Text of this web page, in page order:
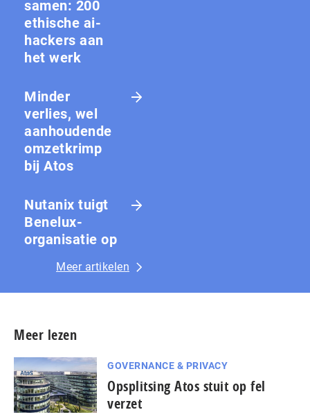
samen: 200
ethische ai-
hackers aan
het werk
Minder
verlies, wel
aanhoudende
omzetkrimp
bij Atos
Nutanix tuigt
Benelux-
organisatie op
Meer artikelen
Meer lezen
GOVERNANCE & PRIVACY
Opsplitsing Atos stuit op fel
verzet